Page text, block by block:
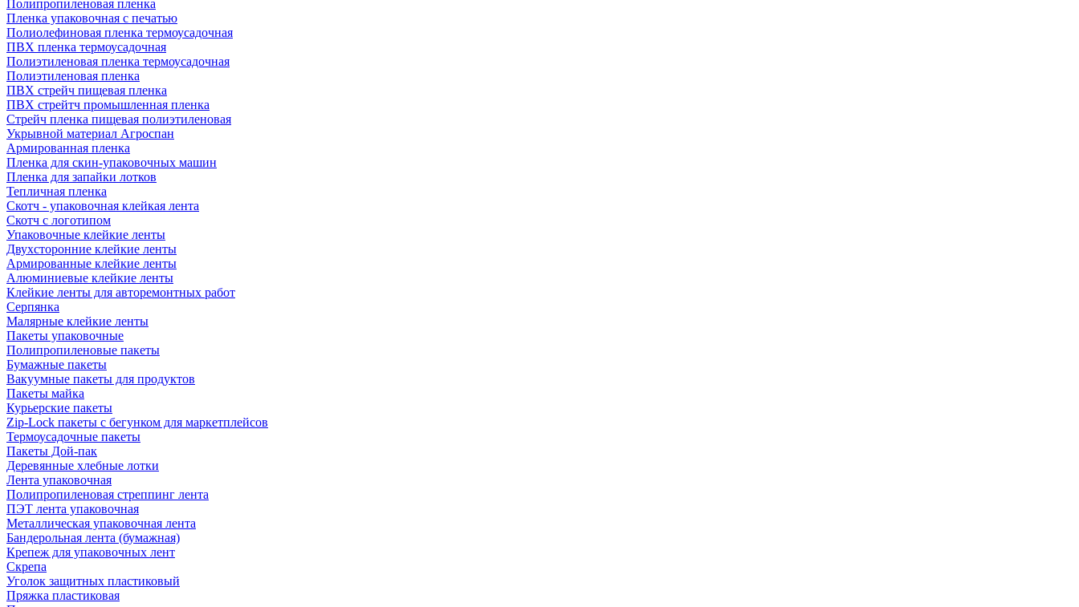
Полипропиленовая пленка
Пленка упаковочная с печатью
Полиолефиновая пленка термоусадочная
ПВХ пленка термоусадочная
Полиэтиленовая пленка термоусадочная
Полиэтиленовая пленка
ПВХ стрейч пищевая пленка
ПВХ стрейтч промышленная пленка
Стрейч пленка пищевая полиэтиленовая
Укрывной материал Агроспан
Армированная пленка
Пленка для скин-упаковочных машин
Пленка для запайки лотков
Тепличная пленка
Скотч - упаковочная клейкая лента
Скотч с логотипом
Упаковочные клейкие ленты
Двухсторонние клейкие ленты
Армированные клейкие ленты
Алюминиевые клейкие ленты
Клейкие ленты для авторемонтных работ
Серпянка
Малярные клейкие ленты
Пакеты упаковочные
Полипропиленовые пакеты
Бумажные пакеты
Вакуумные пакеты для продуктов
Пакеты майка
Курьерские пакеты
Zip-Lock пакеты с бегунком для маркетплейсов
Термоусадочные пакеты
Пакеты Дой-пак
Деревянные хлебные лотки
Лента упаковочная
Полипропиленовая стреппинг лента
ПЭТ лента упаковочная
Металлическая упаковочная лента
Бандерольная лента (бумажная)
Крепеж для упаковочных лент
Скрепа
Уголок защитных пластиковый
Пряжка пластиковая